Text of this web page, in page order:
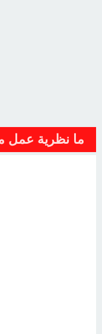
ما نظرية